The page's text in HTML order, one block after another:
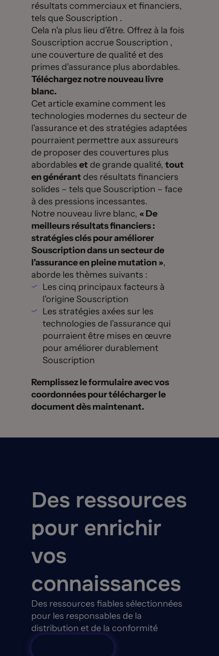
résultats commerciaux et financiers,
tels que Souscription .
Cela n'a plus lieu d'être. Offrez à la fois
Souscription accrue Souscription ,
une couverture de qualité et des
primes d'assurance plus abordables.
Téléchargez notre nouveau livre
blanc.
Cet article examine comment les
technologies modernes du secteur de
l'assurance et des stratégies adaptées
pourraient permettre aux assureurs
de proposer des couvertures plus
abordables et de grande qualité, tout
en générant des résultats financiers
solides – tels que Souscription – face
à des pressions incessantes.
Notre nouveau livre blanc, « De
meilleurs résultats financiers :
stratégies clés pour améliorer
Souscription dans un secteur de
l'assurance en pleine mutation »,
aborde les thèmes suivants :
Les cinq principaux facteurs à
l'origine Souscription
Les stratégies axées sur les
technologies de l'assurance qui
pourraient être mises en œuvre
pour améliorer durablement
Souscription
Remplissez le formulaire avec vos
coordonnées pour télécharger le
document dès maintenant.
Des ressources
pour enrichir
vos
connaissances
Des ressources fiables sélectionnées
pour les responsables de la
distribution et de la conformité